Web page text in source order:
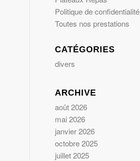
Politique de confidentialité
Toutes nos prestations
CATÉGORIES
divers
ARCHIVE
août 2026
mai 2026
janvier 2026
octobre 2025
juillet 2025